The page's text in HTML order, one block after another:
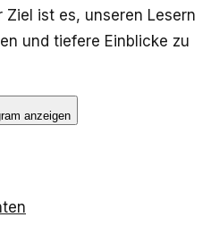
Ziel ist es, unseren Lesern
und tiefere Einblicke zu
anzeigen